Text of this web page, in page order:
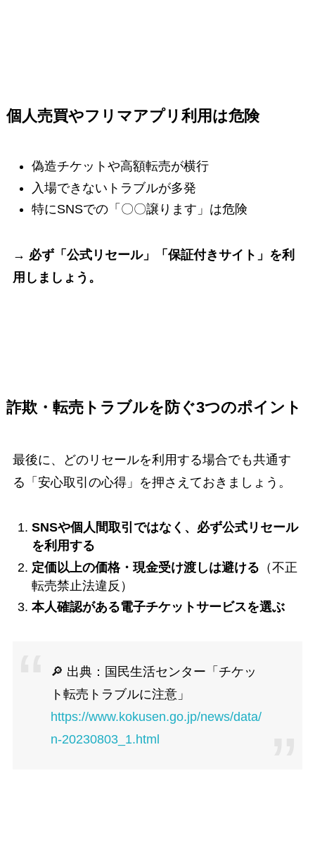
個人売買やフリマアプリ利用は危険
偽造チケットや高額転売が横行
入場できないトラブルが多発
特にSNSでの「〇〇譲ります」は危険
→ 必ず「公式リセール」「保証付きサイト」を利
用しましょう。
詐欺・転売トラブルを防ぐ3つのポイント
最後に、どのリセールを利用する場合でも共通す
る「安心取引の心得」を押さえておきましょう。
SNSや個人間取引ではなく、必ず公式リセール
を利用する
定価以上の価格・現金受け渡しは避ける （不正
転売禁止法違反）
本人確認がある電子チケットサービスを選ぶ
🔎 出典：国民生活センター「チケッ
ト転売トラブルに注意」
https://www.kokusen.go.jp/news/data/
n-20230803_1.html